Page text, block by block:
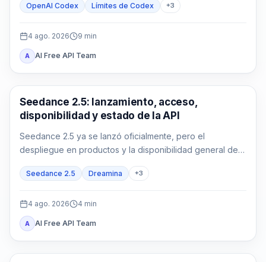
OpenAI Codex Límites de Codex +3
4 ago. 2026 9 min
A AI Free API Team
AI Video Generation
Seedance 2.5: lanzamiento, acceso,
disponibilidad y estado de la API
Seedance 2.5 ya se lanzó oficialmente, pero el
despliegue en productos y la disponibilidad general de
ruta.
Seedance 2.5 Dreamina +3
4 ago. 2026 4 min
A AI Free API Team